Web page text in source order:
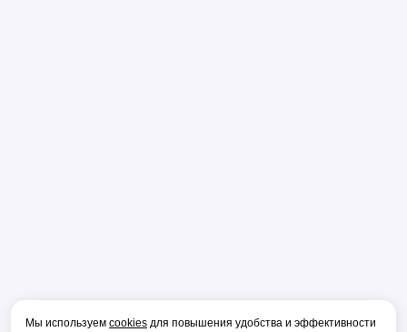
Мы используем cookies для повышения удобства и эффективности